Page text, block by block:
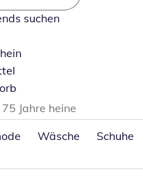
suchen
75 Jahre heine
Wäsche Schuhe